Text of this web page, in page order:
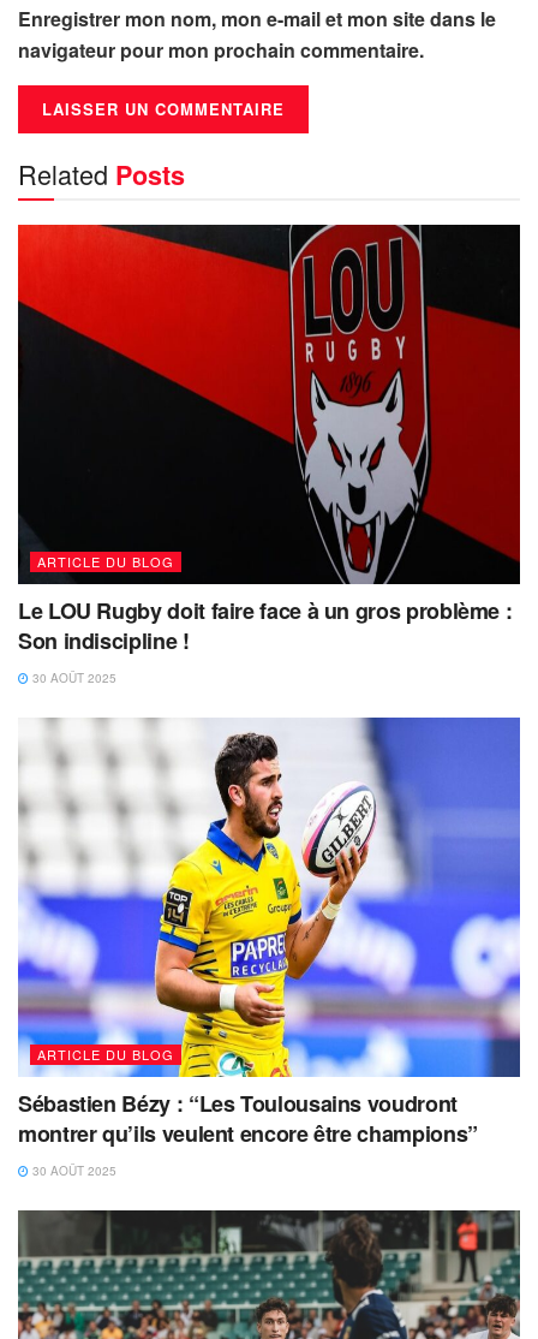
Enregistrer mon nom, mon e-mail et mon site dans le
navigateur pour mon prochain commentaire.
Related Posts
ARTICLE DU BLOG
Le LOU Rugby doit faire face à un gros problème :
Son indiscipline !
30 AOÛT 2025
ARTICLE DU BLOG
Sébastien Bézy : “Les Toulousains voudront
montrer qu’ils veulent encore être champions”
30 AOÛT 2025